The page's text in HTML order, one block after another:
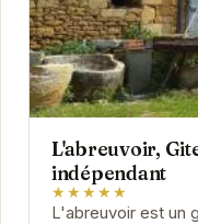
L'abreuvoir,
indépendant
★★★★★
L'abreuvoir est un